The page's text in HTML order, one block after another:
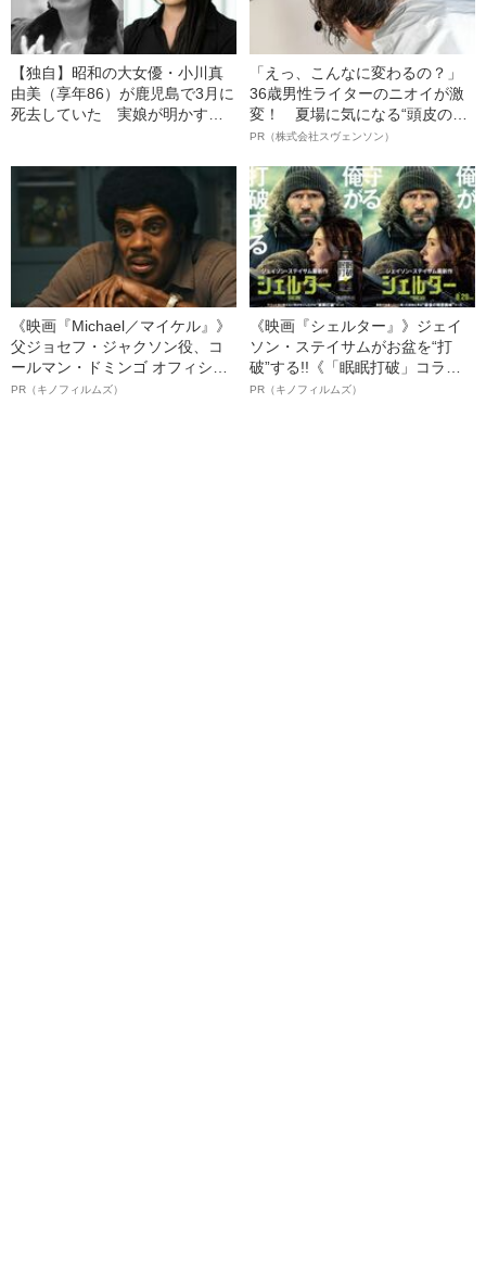
【独自】昭和の大女優・小川真
由美（享年86）が鹿児島で3月に
死去していた 実娘が明かす
「えっ、こんなに変わるの？」
36歳男性ライターのニオイが激
変！ 夏場に気になる“頭皮のニ
オイ”や“ベタつき”を解消す
ト”が生み出した徹底ケアとは
PR（株式会社スヴェンソン）
《映画『Michael／マイケル』》
父ジョセフ・ジャクソン役、コ
ールマン・ドミンゴ オフィシャ
ルインタビュー“観客を魅了した
PR（キノフィルムズ）
《映画『シェルター』》ジェイ
ソン・ステイサムがお盆を“打
破”する!!《「眠眠打破」コラ
ボ》
PR（キノフィルムズ）